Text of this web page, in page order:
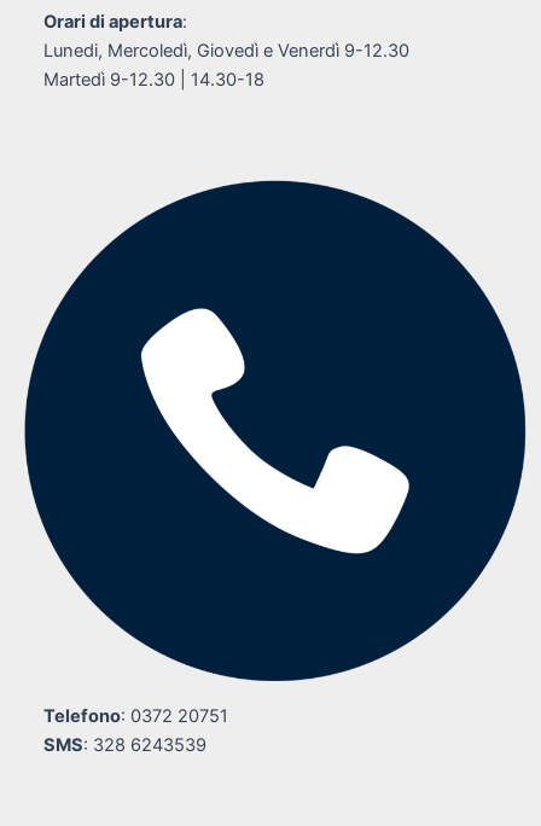
Orari di apertura:
Lunedi, Mercoledì, Giovedì e Venerdì 9-12.30
Martedì 9-12.30 | 14.30-18
Telefono: 0372 20751
SMS: 328 6243539